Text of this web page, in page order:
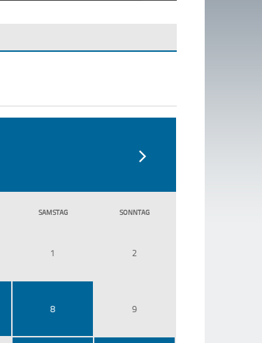
SAMSTAG SONNTAG
1 2
8 9